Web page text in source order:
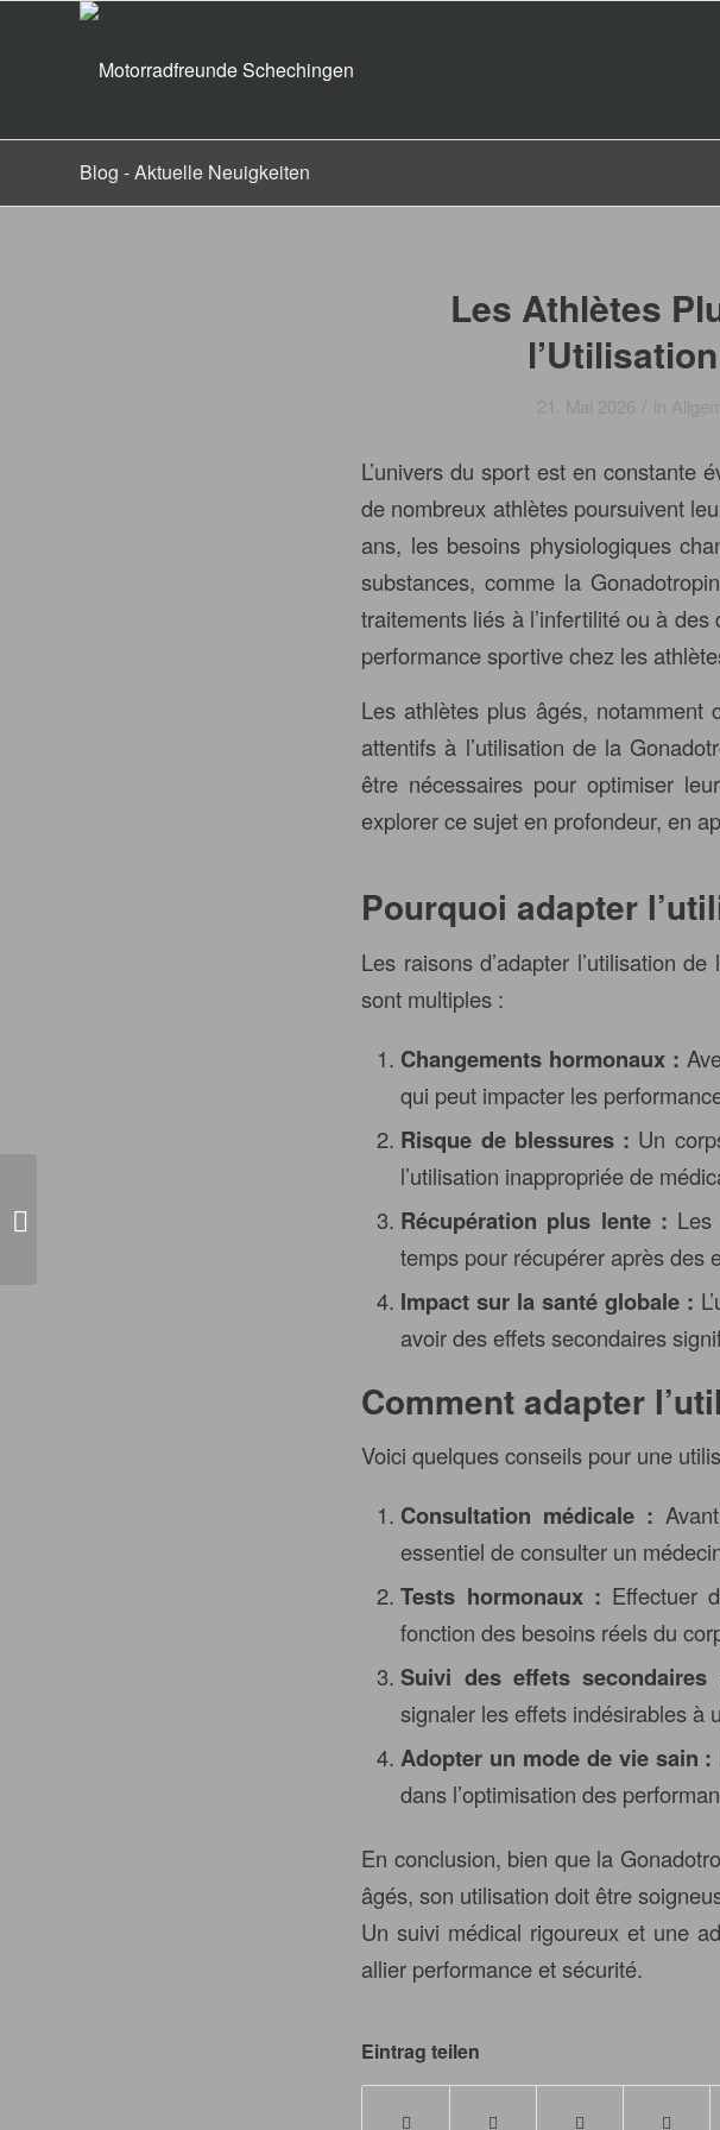
Blog - Aktuelle Neuigkeiten
Les Athlètes
in
L’univers du sport est en constante
de nombreux athlètes poursuivent
ans, les besoins physiologiques
substances, comme la
traitements liés à l’infertilité ou à
performance sportive chez les
Les athlètes plus âgés,
attentifs à l’utilisation de la
être nécessaires pour optimiser
explorer ce sujet en profondeur, en
Pourquoi adapter
Les raisons d’adapter l’utilisation
sont multiples :
Changements hormonaux :
qui peut impacter les
Risque de blessures : Un
l’utilisation inappropriée de
Récupération plus lente :
temps pour récupérer après des
Impact sur la santé globale :
avoir des effets secondaires
Comment adapter
Voici quelques conseils pour une
Consultation médicale :
essentiel de consulter un
Tests hormonaux : Effectuer
fonction des besoins réels du
Suivi des effets secondaires
signaler les effets indésirables à
Adopter un mode de vie sain :
dans l’optimisation des
En conclusion, bien que la
âgés, son utilisation doit être
Un suivi médical rigoureux et une
allier performance et sécurité.
Eintrag teilen